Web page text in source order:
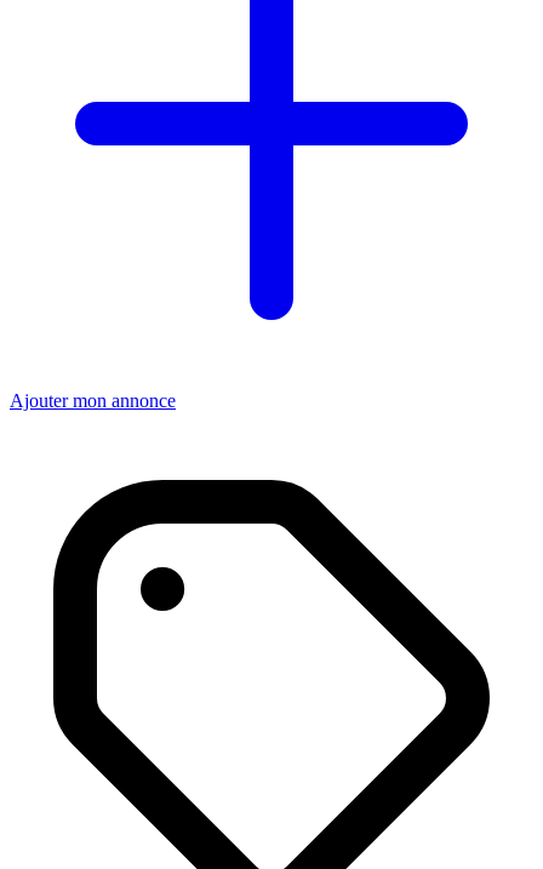
Ajouter mon annonce